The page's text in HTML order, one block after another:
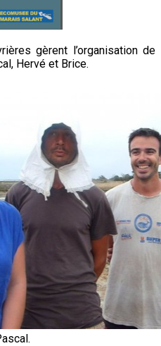
gèrent l’organisation de
Hervé et Brice.